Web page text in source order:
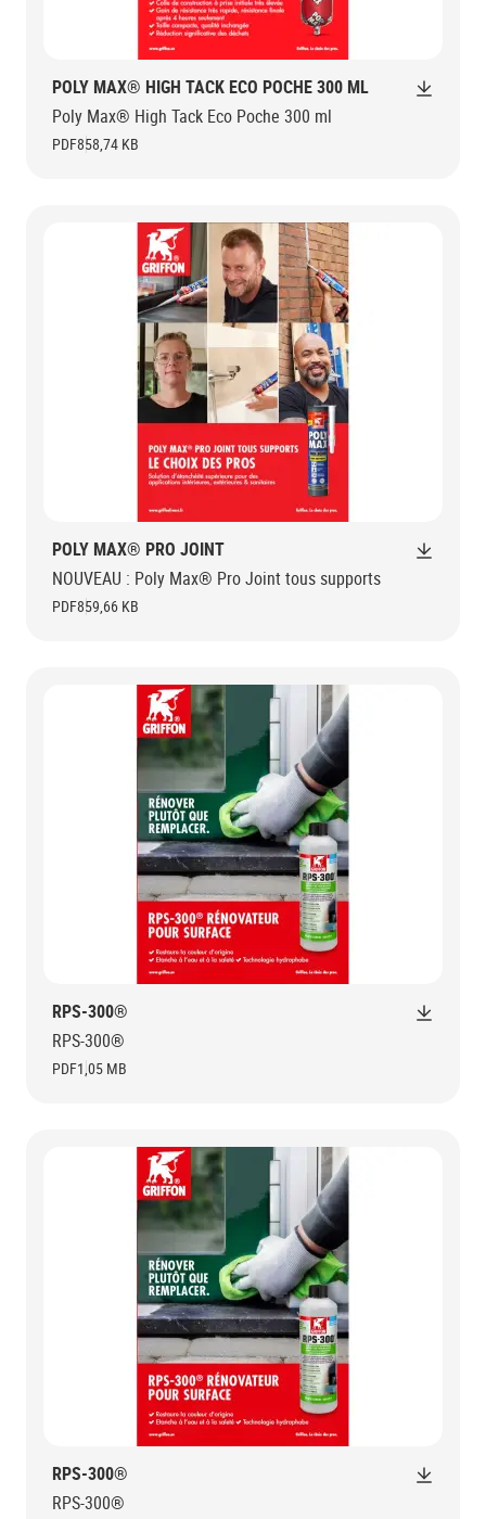
POLY MAX® HIGH TACK ECO POCHE 300 ML
Poly Max® High Tack Eco Poche 300 ml
PDF858,74 KB
POLY MAX® PRO JOINT
NOUVEAU : Poly Max® Pro Joint tous supports
PDF859,66 KB
RPS-300®
RPS-300®
PDF1,05 MB
RPS-300®
RPS-300®